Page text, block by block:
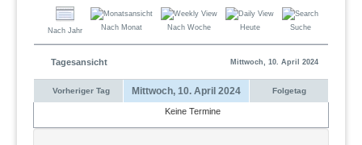
Nach Jahr Nach Monat Nach Woche Heute Suche
Tagesansicht Mittwoch, 10. April 2024
Vorheriger Tag Mittwoch, 10. April 2024 Folgetag
Keine Termine